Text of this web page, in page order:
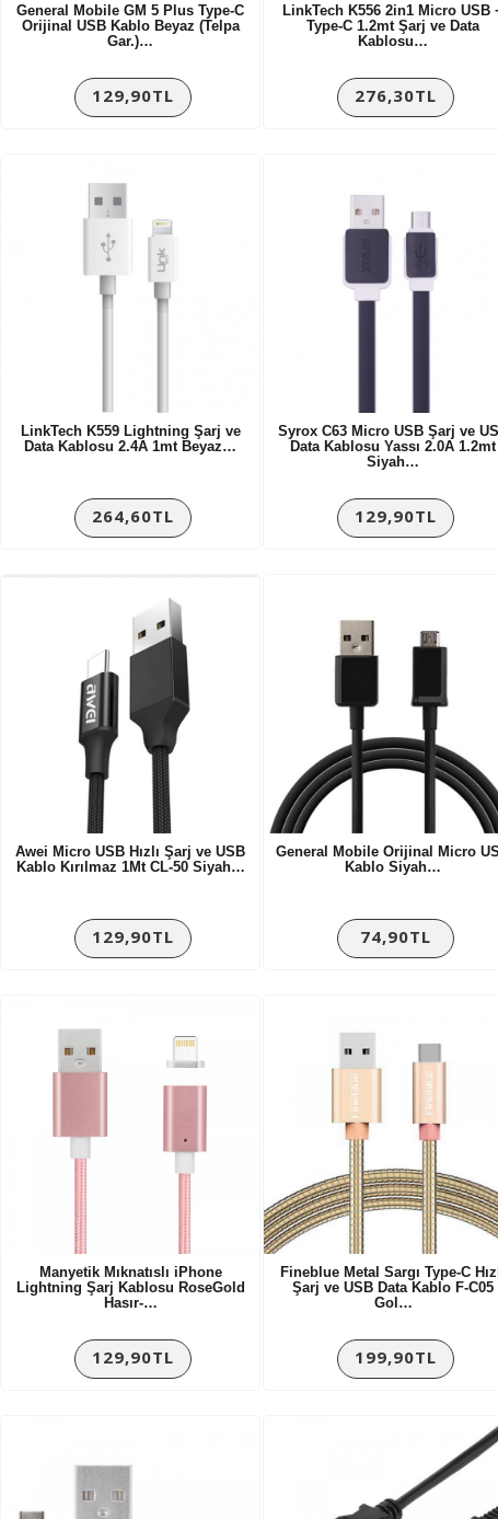
General Mobile GM 5 Plus Type-C
Orijinal USB Kablo Beyaz (Telpa
Gar.)…
129,90TL
LinkTech K556 2in1 Micro USB
Type-C 1.2mt Şarj ve Data
Kablosu…
276,30TL
LinkTech K559 Lightning Şarj ve
Data Kablosu 2.4A 1mt Beyaz…
264,60TL
Syrox C63 Micro USB Şarj ve
Data Kablosu Yassı 2.0A 1.2mt
Siyah…
129,90TL
Awei Micro USB Hızlı Şarj ve USB
Kablo Kırılmaz 1Mt CL-50 Siyah…
129,90TL
General Mobile Orijinal Micro
Kablo Siyah…
74,90TL
Manyetik Mıknatıslı iPhone
Lightning Şarj Kablosu RoseGold
Hasır-…
129,90TL
Fineblue Metal Sargı Type-C
Şarj ve USB Data Kablo F-C05
Gol…
199,90TL